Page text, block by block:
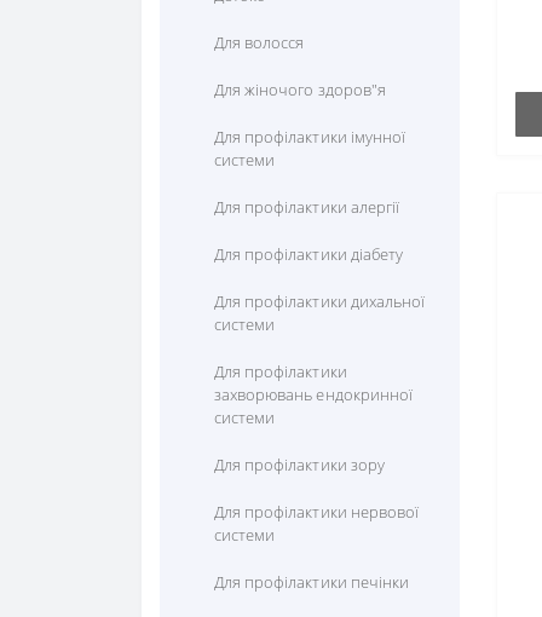
Метіонін
Пролін
Серін
Таурін
Тирозин
Цистеїн
Цитрулін
Пікногенол
Ресвератрол
Рутін
Фруктові екстракти
Для волосся
Для жіночого здоров"я
Для профілактики імунної
системи
Для профілактики алергії
Для профілактики діабету
Для профілактики дихальної
системи
Для профілактики
захворювань ендокринної
системи
Для профілактики зору
Для профілактики нервової
системи
Для профілактики печінки